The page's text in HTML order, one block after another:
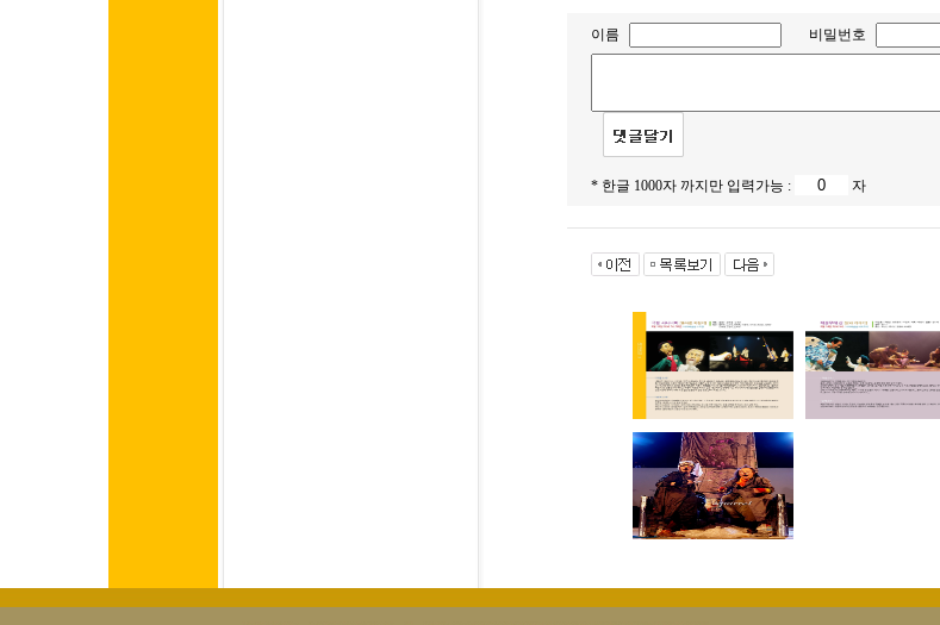
이름 비밀번호
* 한글 1000자 까지만 입력가능 : 자